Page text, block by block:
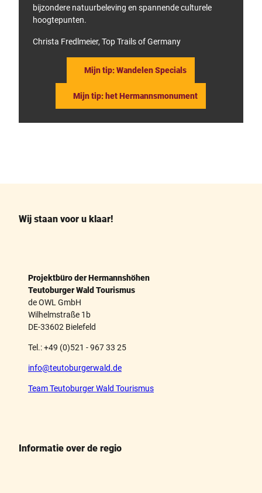
bijzondere natuurbeleving en spannende culturele
hoogtepunten.
Christa Fredlmeier, Top Trails of Germany
Mijn tip: Wandelen Specials
Mijn tip: het Hermannsmonument
e
k
t
Wij staan voor u klaar!
Projektbüro der Hermannshöhen
Teutoburger Wald Tourismus
de OWL GmbH
Wilhelmstraße 1b
DE-33602 Bielefeld
Tel.: +49 (0)521 - 967 33 25
info@teutoburgerwald.de
Team Teutoburger Wald Tourismus
Informatie over de regio